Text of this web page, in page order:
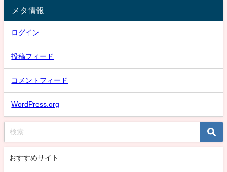
メタ情報
ログイン
投稿フィード
コメントフィード
WordPress.org
おすすめサイト